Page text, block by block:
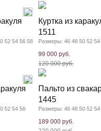
52 54 56 58
Куртка из
1511
Размеры: 46 48 50 52 54
99 000 руб.
120 000 руб.
52 54 56
Пальто из
1445
Размеры: 46 48 50 52 54
189 000 руб.